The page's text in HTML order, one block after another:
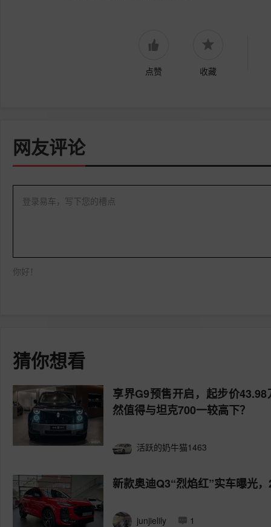
点赞 收藏
网友评论
登录易车，写下您的槽点
你好！
猜你想看
享界G9预售开启，起步价
然值得与坦克700一较高下？
活跃的奶牛猫1463
新款奥迪Q3“烈焰红”实车曝光
junjielily 1